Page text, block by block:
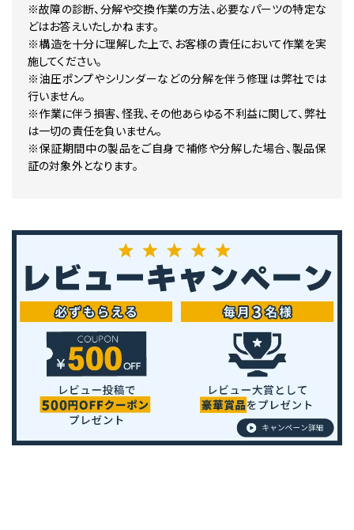
※故障の診断、分解や交換作業の方法、必要なパーツの特定な
どはお答えいたしかねます。
※構造を十分に理解した上で、お客様の責任において作業を実
施してください。
※油圧ポンプやシリンダーなどの分解を伴う修理は弊社では
行いません。
※作業に伴う損害、怪我、その他あらゆる不利益に関して、弊社
は一切の責任を負いません。
※保証期間中の製品をご自身で補修や分解した場合、製品保
証の対象外となります。